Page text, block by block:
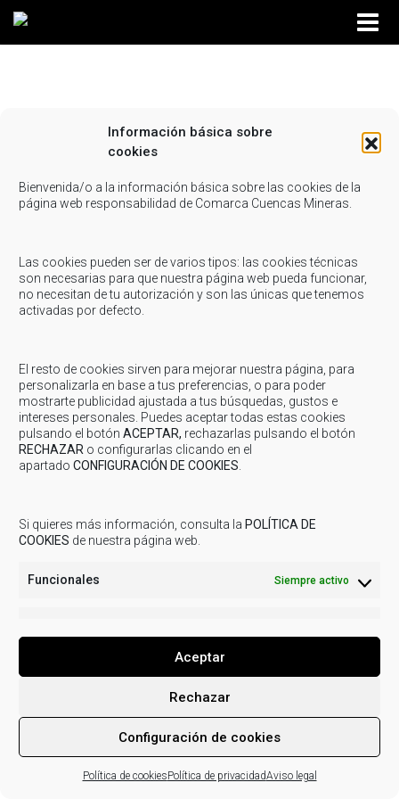
Información básica sobre
cookies
Bienvenida/o a la información básica sobre las cookies de la
página web responsabilidad de Comarca Cuencas Mineras.
Las cookies pueden ser de varios tipos: las cookies técnicas
son necesarias para que nuestra página web pueda funcionar,
no necesitan de tu autorización y son las únicas que tenemos
activadas por defecto.
El resto de cookies sirven para mejorar nuestra página, para
personalizarla en base a tus preferencias, o para poder
mostrarte publicidad ajustada a tus búsquedas, gustos e
intereses personales. Puedes aceptar todas estas cookies
pulsando el botón ACEPTAR, rechazarlas pulsando el botón
RECHAZAR o configurarlas clicando en el
apartado CONFIGURACIÓN DE COOKIES.
Si quieres más información, consulta la POLÍTICA DE
COOKIES de nuestra página web.
Funcionales Siempre activo
Aceptar
Rechazar
Configuración de cookies
Política de cookiesPolítica de privacidadAviso legal
Ficha-de-terceros-CCMM
Política de Privacidad
cookies
Actividades de tratamiento